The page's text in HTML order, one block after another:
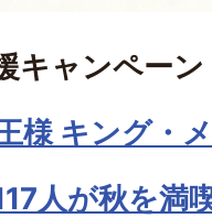
キャンペーン
様 キング・
人が秋を満